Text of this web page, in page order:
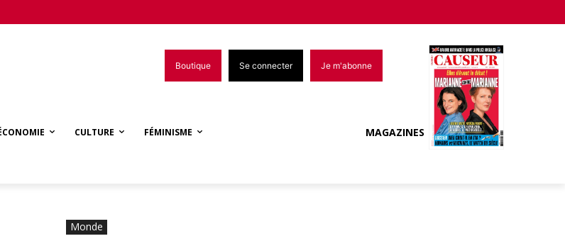
Boutique Se connecter Je m'abonne
CULTURE FÉMINISME MAGAZINES
Monde